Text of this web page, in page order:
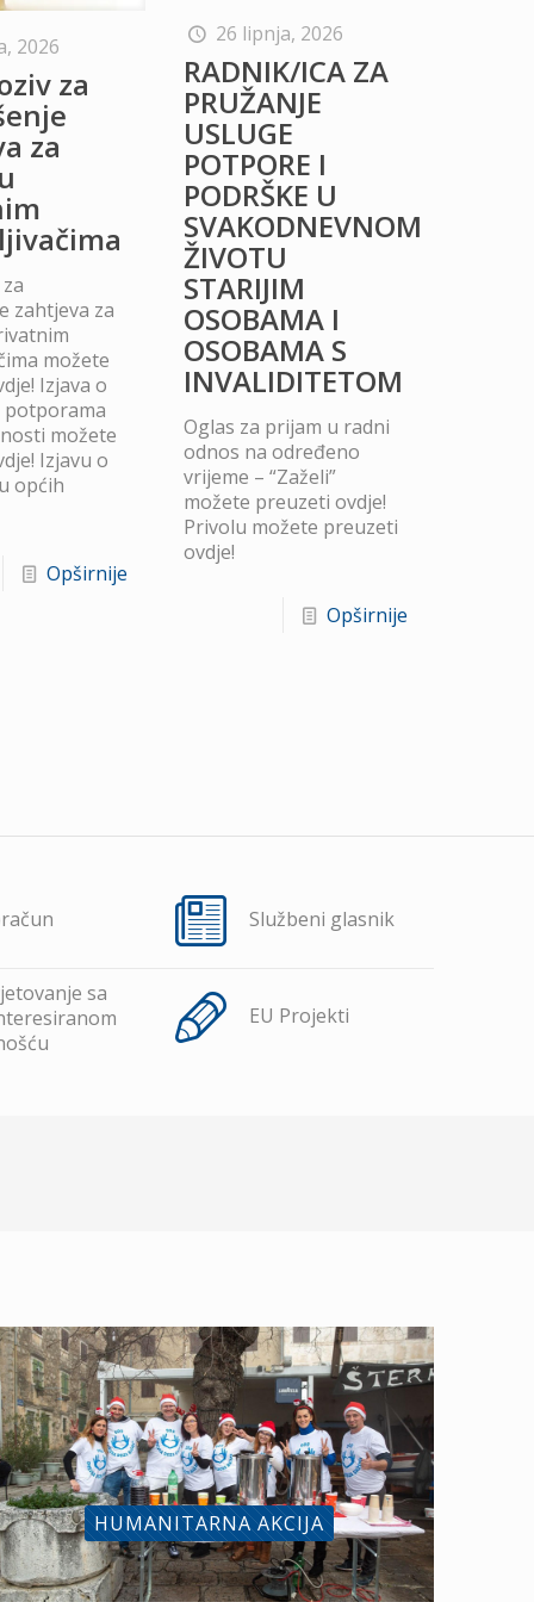
2026
za
za
zahtjeva za
možete
Izjava o
možete
Izjavu o
općih
Opširnije
26 lipnja, 2026
RADNIK/ICA ZA
PRUŽANJE
USLUGE
POTPORE I
PODRŠKE U
SVAKODNEVNOM
ŽIVOTU
STARIJIM
OSOBAMA I
OSOBAMA S
INVALIDITETOM
Oglas za prijam u radni
odnos na određeno
vrijeme – “Zaželi”
možete preuzeti ovdje!
Privolu možete preuzeti
ovdje!
Opširnije
Službeni glasnik
sa
EU Projekti
HUMANITARNA AKCIJA